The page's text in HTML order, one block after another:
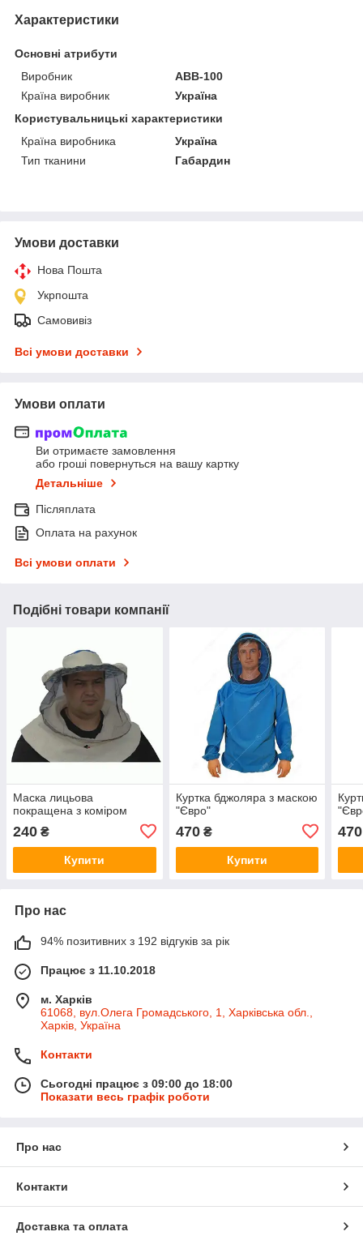
Характеристики
Основні атрибути
Виробник
АВВ-100
Країна виробник
Україна
Користувальницькі характеристики
Країна виробника
Україна
Тип тканини
Габардин
Умови доставки
Нова Пошта
Укрпошта
Самовивіз
Всі умови доставки
Умови оплати
Ви отримаєте замовлення
або гроші повернуться на вашу картку
Детальніше
Післяплата
Оплата на рахунок
Всі умови оплати
Подібні товари компанії
Маска лицьова
покращена з коміром
240 ₴
Купити
Куртка бджоляра з маскою
"Євро"
470₴
Купити
470
Про нас
94% позитивних з 192 відгуків за рік
Працює з 11.10.2018
м. Харків
61068, вул.Олега Громадського, 1, Харківська обл.,
Харків, Україна
Контакти
Сьогодні працює з 09:00 до 18:00
Показати весь графік роботи
Про нас
Контакти
Доставка та оплата